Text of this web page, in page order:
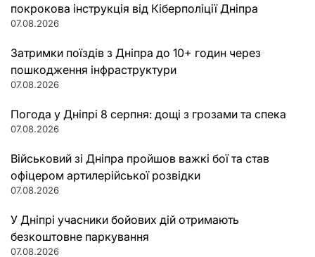
покрокова інструкція від Кіберполіції Дніпра
07.08.2026
Затримки поїздів з Дніпра до 10+ годин через
пошкодження інфраструктури
07.08.2026
Погода у Дніпрі 8 серпня: дощі з грозами та спека
07.08.2026
Військовий зі Дніпра пройшов важкі бої та став
офіцером артилерійської розвідки
07.08.2026
У Дніпрі учасники бойових дій отримають
безкоштовне паркування
07.08.2026